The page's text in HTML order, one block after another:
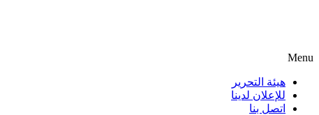
Menu
هيئة التحرير
للإعلان لدينا
اتصل بنا